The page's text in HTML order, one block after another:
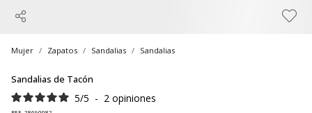
Mujer Zapatos Sandalias Sandalias
Sandalias de Tacón
5/5 - 2 opiniones